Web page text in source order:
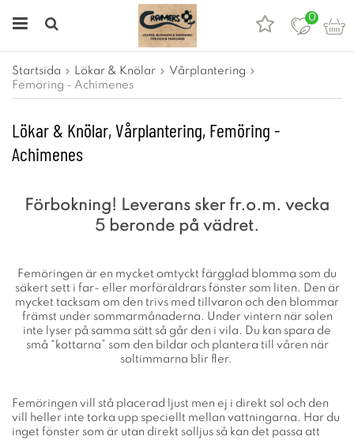
0
Startsida Lökar & Knölar
Vårplantering
Femöring - Achimenes
Lökar & Knölar, Vårplantering, Femöring -
Achimenes
Förbokning! Leverans sker fr.o.m. vecka
5 beronde på vädret.
Femöringen är en mycket omtyckt färgglad blomma som du
säkert sett i far- eller morföräldrars fönster som liten. Den är
mycket tacksam om den trivs med tillvaron och den blommar
främst under sommarmånaderna. Under vintern när solen
inte lyser på samma sätt så går den i vila. Du kan spara de
små “kottarna” som den bildar och plantera till våren när
soltimmarna blir fler.
Femöringen vill stå placerad ljust men ej i direkt sol och den
vill heller inte torka upp speciellt mellan vattningarna. Har du
inget fönster som är utan direkt solljus så kan det passa att